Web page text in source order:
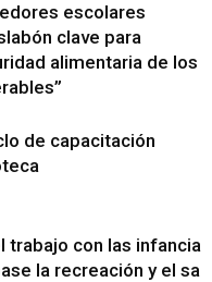
escolares
clave para
alimentaria de los
de capacitación
con las infancias
la recreación y el